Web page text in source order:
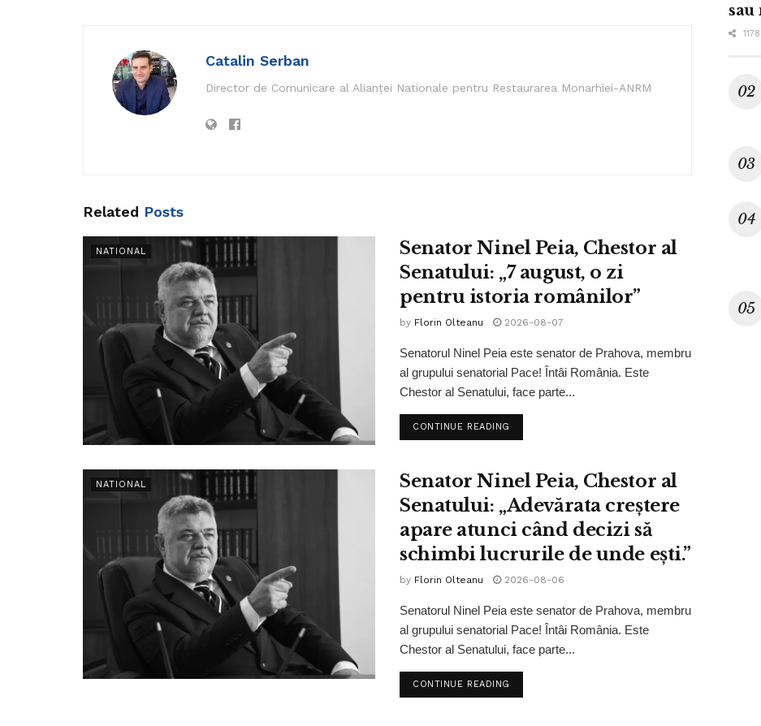
Catalin Serban
Director de Comunicare al Alianței Nationale pentru Restaurarea Monarhiei-ANRM
Related Posts
NATIONAL
Senator Ninel Peia, Chestor al
Senatului: „7 august, o zi
pentru istoria românilor”
by Florin Olteanu 2026-08-07
Senatorul Ninel Peia este senator de Prahova, membru
al grupului senatorial Pace! Întâi România. Este
Chestor al Senatului, face parte...
CONTINUE READING
NATIONAL
Senator Ninel Peia, Chestor al
Senatului: „Adevărata creștere
apare atunci când decizi să
schimbi lucrurile de unde ești.”
by Florin Olteanu 2026-08-06
Senatorul Ninel Peia este senator de Prahova, membru
al grupului senatorial Pace! Întâi România. Este
Chestor al Senatului, face parte...
CONTINUE READING
sau